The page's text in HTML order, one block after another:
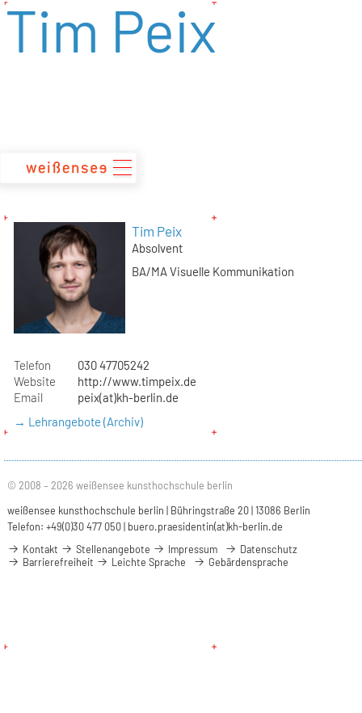
zum
Tim Peix
Tim Peix
Absolvent
BA/MA Visuelle Kommunikation
Telefon
030 47705242
Website
http://www.timpeix.de
Email
peix(at)kh-berlin.de
→ Lehrangebote (Archiv)
© 2008 – 2026 weißensee kunsthochschule berlin
weißensee kunsthochschule berlin | Bühringstraße 20 | 13086 Berlin
Telefon: +49(0)30 477 050 | buero.praesidentin(at)kh-berlin.de
Kontakt
Stellenangebote Impressum
Datenschutz
Barrierefreiheit
Leichte Sprache Gebärdensprache